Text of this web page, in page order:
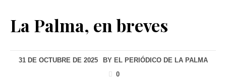
La Palma, en breves
31 DE OCTUBRE DE 2025 BY EL PERIÓDICO DE LA PALMA
0